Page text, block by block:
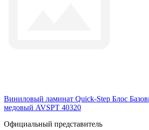
Виниловый ламинат Quick-Step Блос
медовый AVSPT 40320
Официальный представитель